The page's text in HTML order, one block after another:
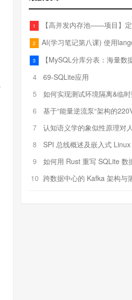
1 【高并发内存池——项目】定长内存池——开胃
2 AI(学习笔记第八课) 使用langchain的embedding
3
【MySQL分库分表：海量数据架构的终极解决
4
69-SQLite应用
5
如何实现测试环境隔离&临时数据库（
6
基于“能量逆流泵“架构的220V AC至20V DC 300W高效电
7
认知语义学的象似性原理对人工智能自然语言处理深层语义分析的影
8
SPI 总线概述及嵌入式 Linux 从属 SPI 设备驱动程序开发（第二部分
9
如何用 Rust 重写 SQLite 数据库（二）:是否有市
10 跨数据中心的 Kafka 架构与落地